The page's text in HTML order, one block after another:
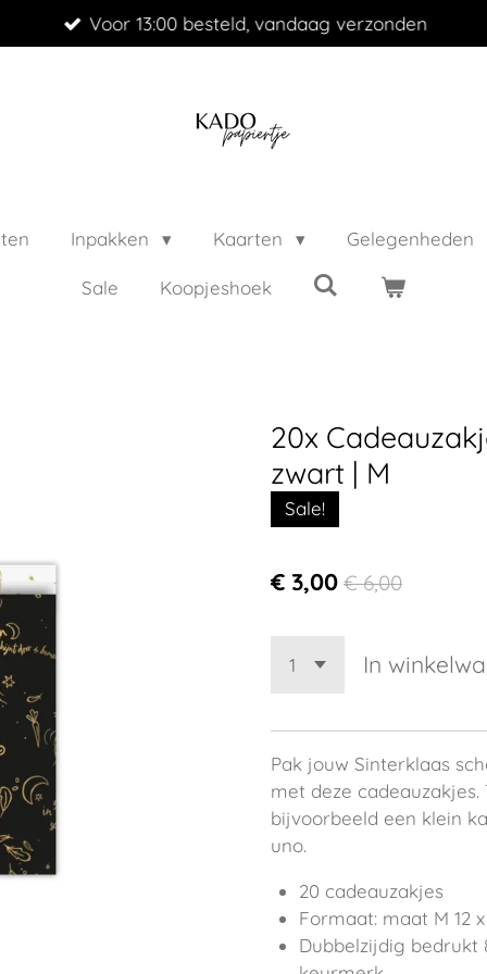
Voor 13:00 besteld, vandaag verzonden
Inpakken Kaarten Gelegenheden
Sale Koopjeshoek
20x
zwart | M
Sale!
€ 3,00 € 6,00
In
Pak jouw Sinterklaas
met deze
bijvoorbeeld een klein
uno.
20 cadeauzakjes
Formaat: maat M 12
Dubbelzijdig bedrukt